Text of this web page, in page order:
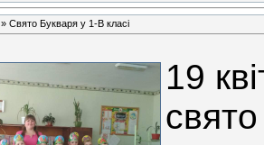
» Свято Букваря у 1-В класі
19